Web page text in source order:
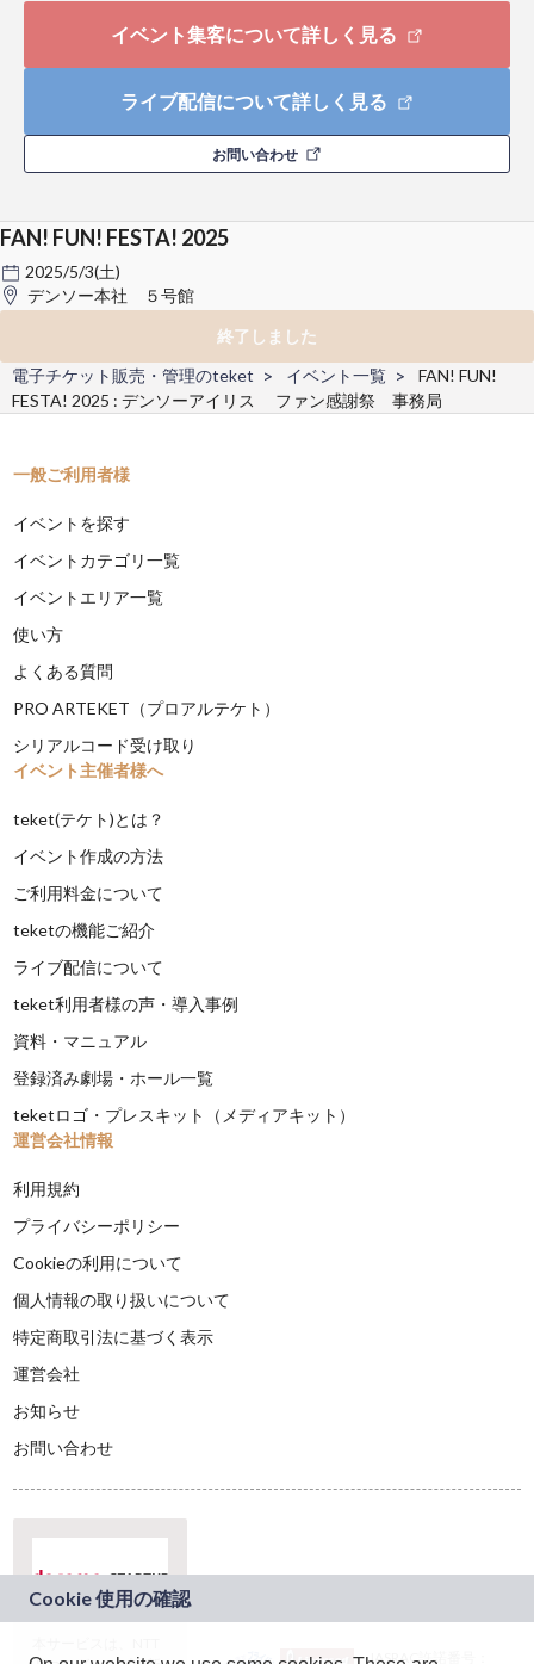
イベント集客について詳しく見る
ライブ配信について詳しく見る
お問い合わせ
FAN! FUN! FESTA! 2025
2025/5/3(土)
デンソー本社 ５号館
終了しました
電子チケット販売・管理のteket イベント一覧
FAN! FUN!
FESTA! 2025 : デンソーアイリス ファン感謝祭 事務局
一般ご利用者様
イベントを探す
イベントカテゴリ一覧
イベントエリア一覧
使い方
よくある質問
PRO ARTEKET（プロアルテケト）
シリアルコード受け取り
イベント主催者様へ
teket(テケト)とは？
イベント作成の方法
ご利用料金について
teketの機能ご紹介
ライブ配信について
teket利用者様の声・導入事例
資料・マニュアル
登録済み劇場・ホール一覧
teketロゴ・プレスキット（メディアキット）
運営会社情報
利用規約
プライバシーポリシー
Cookieの利用について
個人情報の取り扱いについて
特定商取引法に基づく表示
運営会社
お知らせ
お問い合わせ
JASRAC許諾番号：